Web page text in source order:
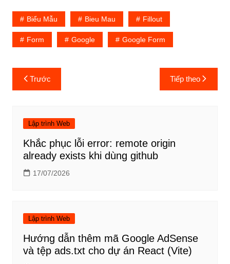
Biểu Mẫu Bieu Mau Fillout
Form Google Google Form
Điều
hướng
viết
Trước Tiếp theo
Lập trình Web
Khắc phục lỗi error: remote origin
already exists khi dùng github
17/07/2026
Lập trình Web
Hướng dẫn thêm mã Google AdSense
và tệp ads.txt cho dự án React (Vite)